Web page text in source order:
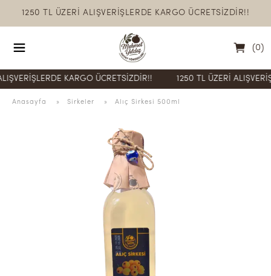
1250 TL ÜZERİ ALIŞVERİŞLERDE KARGO ÜCRETSİZDİR!!
(0)
KARGO ÜCRETSİZDİR!! 1250 TL ÜZERİ
Anasayfa » Sirkeler » Alıç Sirkesi 500ml